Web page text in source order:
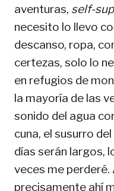
aventuras, self-
necesito lo llevo
descanso, ropa,
certezas, solo lo
en refugios de
la mayoría de las
sonido del agua
cuna, el susurro
días serán largos,
veces me perderé.
precisamente ahí